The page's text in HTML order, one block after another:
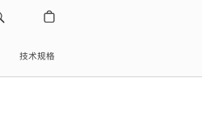
技术规格